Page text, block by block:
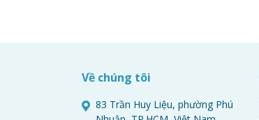
Về chúng tôi
83 Trần Huy Liệu, phường Phú